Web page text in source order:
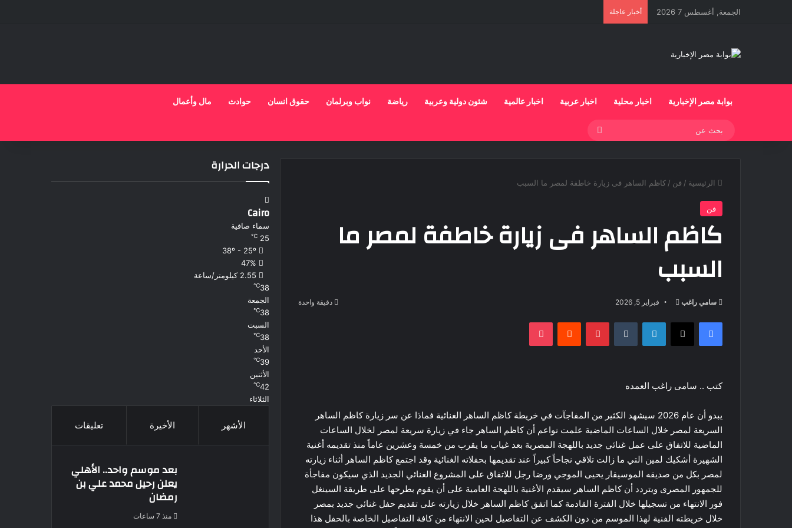
الجمعة, أغسطس 7 2026 أخبار عاجلة
بوابة مصر الإخبارية اخبار محلية اخبار عربية اخبار عالمية شئون دولية وعربية رياضة نواب وبرلمان حقوق انسان حوادث مال وأعمال
الرئيسية / فن / كاظم الساهر فى زيارة خاطفة لمصر ما السبب
فن
كاظم الساهر فى زيارة خاطفة لمصر ما
السبب
سامي راغب
أرسل
إلكترونيا
فبراير 5, 2026 دقيقة واحدة
فيسبوك ‫X لينكدإن بينتيريست ‫Pocket
كتب .. سامى راغب العمده
يبدو أن عام 2026 سيشهد الكثير من المفاجآت في خريطة كاظم الساهر الغنائية فماذا عن سر زيارة كاظم الساهر
السريعة لمصر خلال الساعات الماضية علمت نواعم أن كاظم الساهر جاء في زيارة سريعة لمصر لخلال الساعات
الماضية للاتفاق على عمل غنائي جديد باللهجة المصرية بعد غياب ما يقرب من خمسة وعشرين عاماً منذ تقديمه أغنية
الشهيرة أشكيك لمين التي ما زالت تلاقي نجاحاً كبيراً عند تقديمها بحفلاته الغنائية وقد اجتمع كاظم الساهر أثناء زيارته
لمصر بكل من صديقه الموسيقار يحيى الموجي ورضا رجل للاتفاق على المشروع الغنائي الجديد الذي سيكون مفاجأة
للجمهور المصرى ويتردد أن كاظم الساهر سيقدم الأغنية باللهجة العامية على أن يقوم بطرحها على طريقة السينغل
فور الانتهاء من تسجيلها خلال الفترة القادمة كما اتفق كاظم الساهر خلال زيارته على تقديم حفل غنائي جديد بمصر
خلال خريطته الفنية لهذا الموسم من دون الكشف عن التفاصيل لحين الانتهاء من كافة التفاصيل الخاصة بالحفل هذا
درجات الحرارة
Cairo
سماء صافية
25
℃
47%
2.55 كيلومتر/ساعة
38
℃
الجمعة
38
℃
السبت
38
℃
الأحد
39
℃
الأثنين
42
℃
الثلاثاء
الأشهر الأخيرة تعليقات
بعد موسم واحد.. الأهلي
يعلن رحيل محمد علي بن
رمضان
منذ 7 ساعات